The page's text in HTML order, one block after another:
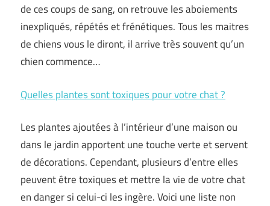
de ces coups de sang, on retrouve les aboiements
inexpliqués, répétés et frénétiques. Tous les maitres
de chiens vous le diront, il arrive très souvent qu’un
chien commence…
Quelles plantes sont toxiques pour votre chat ?
Les plantes ajoutées à l’intérieur d’une maison ou
dans le jardin apportent une touche verte et servent
de décorations. Cependant, plusieurs d’entre elles
peuvent être toxiques et mettre la vie de votre chat
en danger si celui-ci les ingère. Voici une liste non